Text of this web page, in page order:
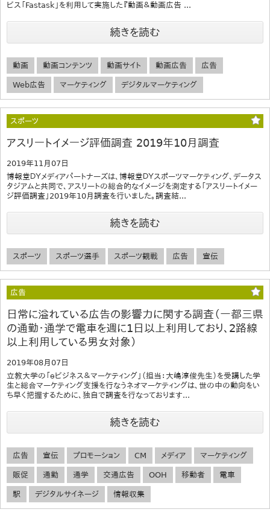
ビス「Fastask」を利用して実施した『動画＆動画広告 ...
続きを読む
動画 動画コンテンツ 動画サイト 動画広告 広告
Web広告 マーケティング デジタルマーケティング
スポーツ
アスリートイメージ評価調査 2019年10月調査
2019年11月07日
博報堂ＤＹメディアパートナーズは、博報堂ＤＹスポーツマーケティング、データス
タジアムと共同で、アスリートの総合的なイメージを測定する「アスリートイメー
ジ評価調査」2019年10月調査を行いました。調査結...
続きを読む
スポーツ スポーツ選手 スポーツ観戦 広告 宣伝
広告
日常に溢れている広告の影響力に関する調査（一都三県
の通勤・通学で電車を週に1日以上利用しており、2路線
以上利用している男女対象）
2019年08月07日
立教大学の「ｅビジネス＆マーケティング」（担当：大嶋淳俊先生）を受講した学
生と総合マーケティング支援を行なうネオマーケティングは、世の中の動向をい
ち早く把握するために、独自で調査を行なっております...
続きを読む
広告 宣伝 プロモーション CM メディア マーケティング
販促 通勤 通学 交通広告 OOH 移動者 電車
駅 デジタルサイネージ 情報収集